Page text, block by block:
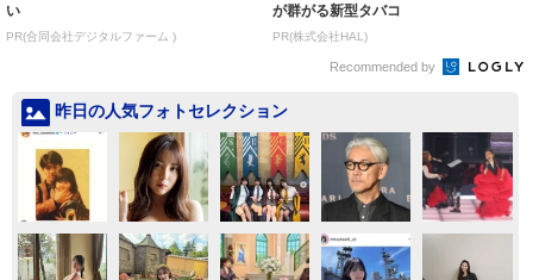
い
PR(合同会社デジタルファーム )
が群がる新型タバコ
PR(株式会社HAL)
Recommended by
昨日の人気フォトセレクション